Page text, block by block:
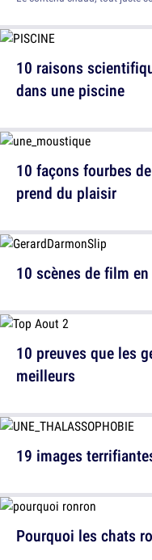
10 raisons
dans une piscine
10 scènes de film
19 images
10 façons fourbes
prend du plaisir
10 preuves que les
meilleurs
Pourquoi les chats